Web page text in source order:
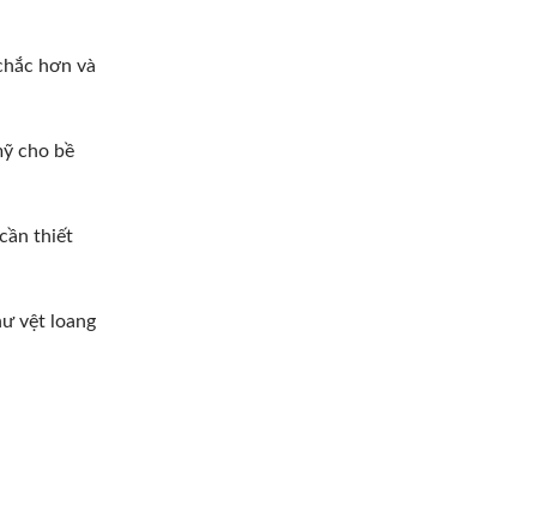
hơn và
cho bề
thiết
vệt loang